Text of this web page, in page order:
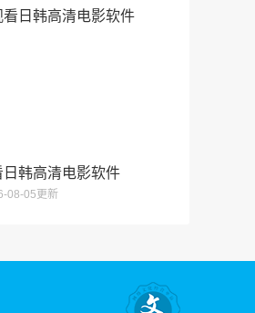
日韩高清电影软件
08-05更新